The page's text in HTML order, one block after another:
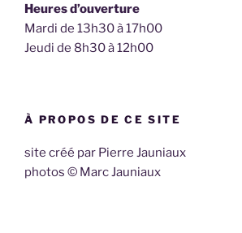
Heures d’ouverture
Mardi de 13h30 à 17h00
Jeudi de 8h30 à 12h00
À PROPOS DE CE SITE
site créé par Pierre Jauniaux
photos © Marc Jauniaux